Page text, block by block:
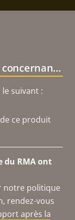
Informations sur l'assistance concernant le produit
suivant :
ce produit
du RMA ont
notre politique
rendez-vous
après la